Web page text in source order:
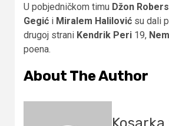
U pobjedničkom timu Džon
Gegić i Miralem Halilović su dali
drugoj strani Kendrik Peri 19,
poena.
About The Author